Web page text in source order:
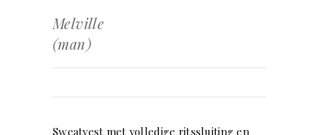
Melville
(man)
Sweatvest met volledige ritssluiting en